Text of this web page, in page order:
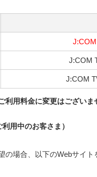
J:COM
J:COM
用料金に変更はございま
用中のお客さま）
場合、以下のWebサイト